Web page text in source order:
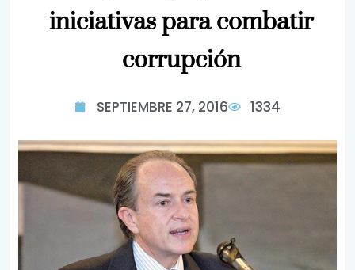
iniciativas para combatir
corrupción
SEPTIEMBRE 27, 2016 1334